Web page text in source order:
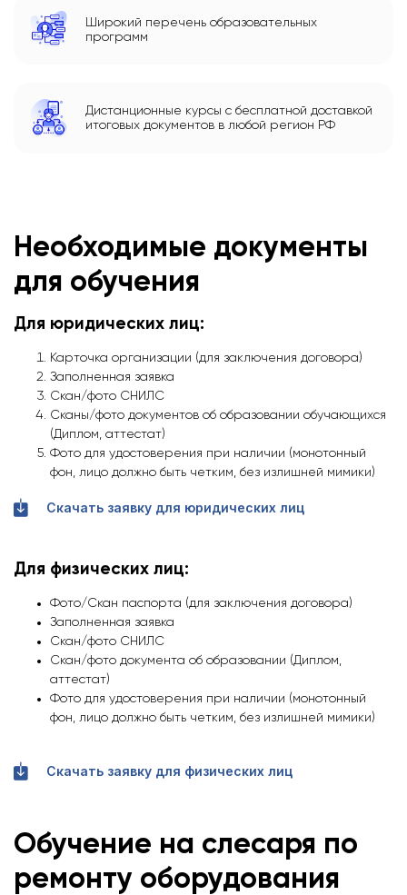
Широкий перечень образовательных
программ
Дистанционные курсы с бесплатной доставкой
итоговых документов в любой регион РФ
Необходимые документы
для обучения
Для юридических лиц:
Карточка организации (для заключения договора)
Заполненная заявка
Скан/фото СНИЛС
Сканы/фото документов об образовании обучающихся
(Диплом, аттестат)
Фото для удостоверения при наличии (монотонный
фон, лицо должно быть четким, без излишней мимики)
Скачать заявку для юридических лиц
Для физических лиц:
Фото/Скан паспорта (для заключения договора)
Заполненная заявка
Скан/фото СНИЛС
Скан/фото документа об образовании (Диплом,
аттестат)
Фото для удостоверения при наличии (монотонный
фон, лицо должно быть четким, без излишней мимики)
Скачать заявку для физических лиц
Обучение на слесаря по
ремонту оборудования